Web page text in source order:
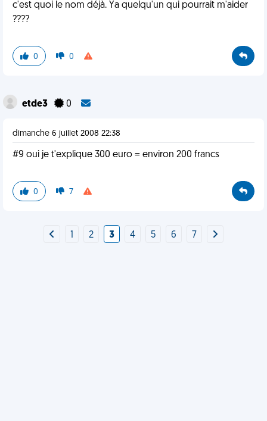
c'est quoi le nom déjà. Ya quelqu'un qui pourrait m'aider
????
0 0
etde3 0
dimanche 6 juillet 2008 22:38
#9 oui je t'explique 300 euro = environ 200 francs
0 7
2 3 4 5 6 7